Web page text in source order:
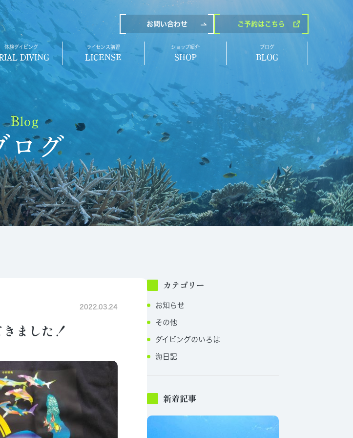
お問い合わせ ご予約はこちら
体験ダイビング
DIVING
ライセンス講習
LICENSE
ショップ紹介
SHOP
ブログ
BLOG
Blog
ログ
2022.03.24
ました！
カテゴリー
お知らせ
その他
ダイビングのいろは
海日記
新着記事